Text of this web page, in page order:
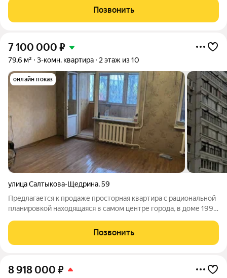
востребованная. При входе вместительный шкаф-купе,Позвонить
7 100 000 ₽
79,6 м² 3-комн. квартира 2 этаж из 10
онлайн показ
улица Салтыкова-Щедрина,59
Предлагается к продаже просторная квартира с рациональной
планировкой находящаяся в самом центре города, в доме 1995
во дворе дома детский сад № 135, строится новая школа.
Состояние квартиры
Позвонить
8 918 000 ₽